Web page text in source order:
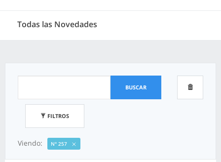
Todas las Novedades
BUSCAR
FILTROS
Viendo: N° 257